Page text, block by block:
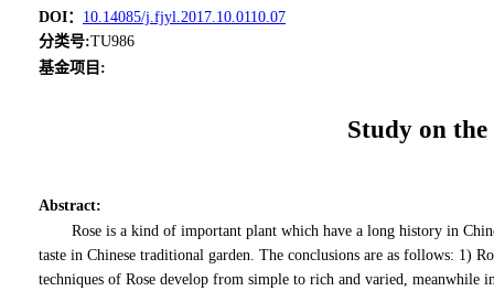
DOI： 10.14085/j.fjyl.2017.10.0110.07
分类号:TU986
基金项目:
Study on
Abstract:
Rose is a kind of important plant which have a long history in
taste in Chinese traditional garden. The conclusions are as follows: 1)
techniques of Rose develop from simple to rich and varied, meanwhile